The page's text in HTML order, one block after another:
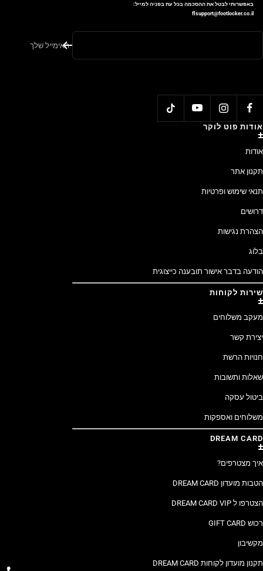
באפשרותי לבטל את ההסכמה בכל עת בפניה למייל:
flsupport@footlocker.co.il
האימייל שלך
אודות פוט לוקר
אודות
תקנון אתר
תנאי שימוש ופרטיות
דרושים
הצהרת נגישות
בלוג
הודעה בדבר אישור תובענה כייצוגית
שירות לקוחות
מעקב משלוחים
יצירת קשר
חנויות הרשת
שאלות ותשובות
ביטול עסקה
משלוחים ואספקות
DREAM CARD
איך מצטרפים?
הטבות מועדון DREAM CARD
הצטרפו ל DREAM CARD VIP
רכוש GIFT CARD
מקשיבון
תקנון מועדון לקוחות DREAM CARD